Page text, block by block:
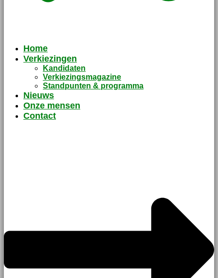
Home
Verkiezingen
Kandidaten
Verkiezingsmagazine
Standpunten & programma
Nieuws
Onze mensen
Contact